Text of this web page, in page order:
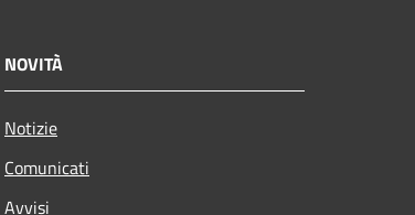
NOVITÀ
Notizie
Comunicati
Avvisi